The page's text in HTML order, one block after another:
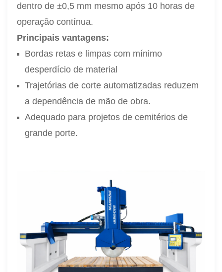
dentro de ±0,5 mm mesmo após 10 horas de
operação contínua.
Principais vantagens:
Bordas retas e limpas com mínimo
desperdício de material
Trajetórias de corte automatizadas reduzem
a dependência de mão de obra.
Adequado para projetos de cemitérios de
grande porte.